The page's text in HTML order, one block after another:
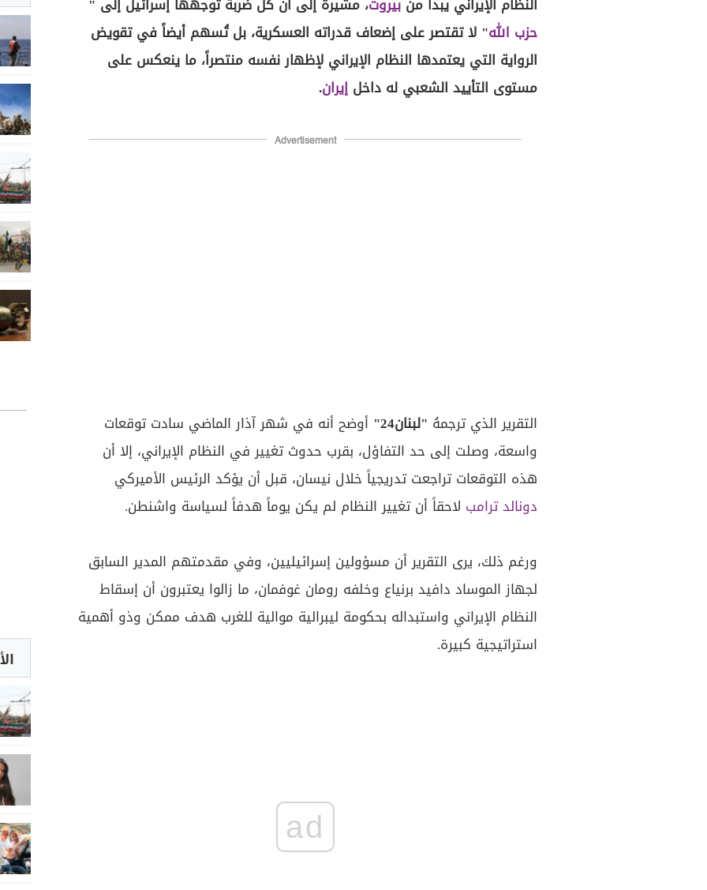
حزب الله" لا تقتصر على إضعاف قدراته العسكرية، بل تُسهم أيضاً في تقويض
الرواية التي يعتمدها النظام الإيراني لإظهار نفسه منتصراً، ما ينعكس على
مستوى التأييد الشعبي له داخل إيران.
Advertisement
التقرير الذي ترجمهُ "لبنان24"
أوضح أنه في شهر آذار الماضي سادت توقعات
واسعة، وصلت إلى حد التفاؤل، بقرب حدوث تغيير في النظام الإيراني، إلا أن
هذه التوقعات تراجعت تدريجياً خلال نيسان، قبل أن يؤكد الرئيس الأميركي
دونالد ترامب لاحقاً أن تغيير النظام لم يكن يوماً هدفاً لسياسة واشنطن.
ورغم ذلك، يرى التقرير أن مسؤولين إسرائيليين، وفي مقدمتهم المدير السابق
لجهاز الموساد دافيد برنياع وخلفه رومان غوفمان، ما زالوا يعتبرون أن إسقاط
النظام الإيراني واستبداله بحكومة ليبرالية موالية للغرب هدف ممكن وذو أهمية
استراتيجية كبيرة.
ad